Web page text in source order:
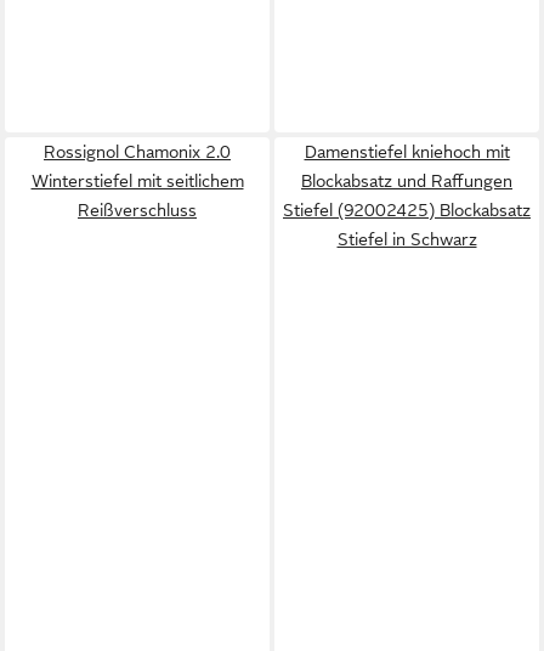
Rossignol Chamonix 2.0
Winterstiefel mit seitlichem
Reißverschluss
Damenstiefel kniehoch mit
Blockabsatz und Raffungen
Stiefel (92002425) Blockabsatz
Stiefel in Schwarz